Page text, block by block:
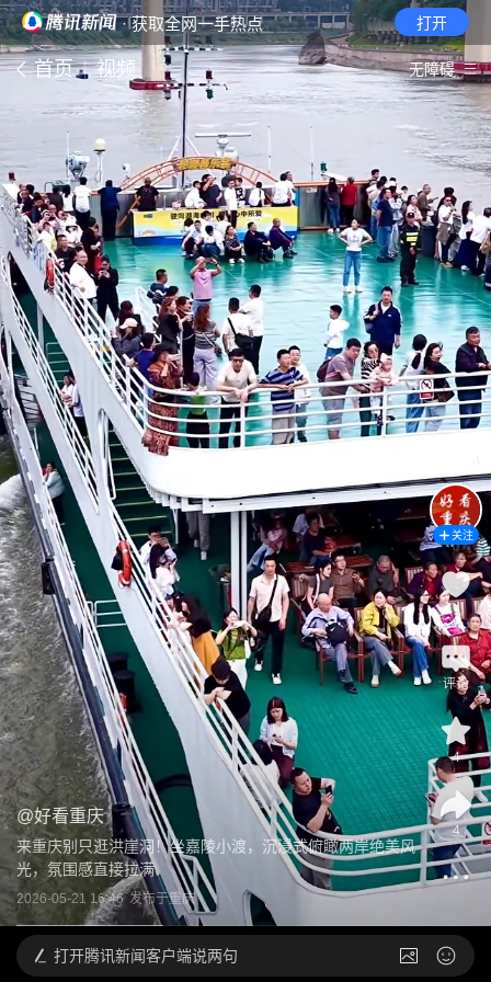
· 获取全网一手热点 打开
首页 视频 无障碍
@好看重庆
来重庆别只逛洪崖洞！坐嘉陵小渡，沉浸式俯瞰两岸绝美风
光，氛围感直接拉满
2026-05-21 16:46 发布于重庆
关注
9
评论
4
4
打开腾讯新闻客户端说两句